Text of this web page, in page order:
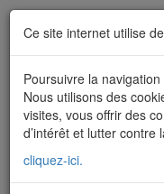
Ce site internet utilise
Poursuivre la navigation
Nous utilisons des
visites, vous offrir des
d’intérêt et lutter contre
cliquez-ici.